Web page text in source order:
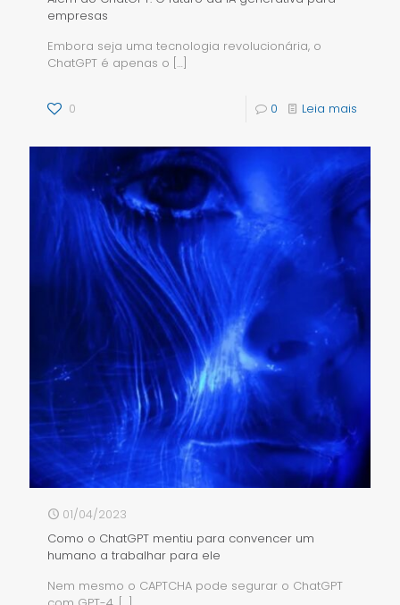
empresas
Embora seja uma tecnologia revolucionária, o
ChatGPT é apenas o […]
0 0 Leia mais
01/04/2023
Como o ChatGPT mentiu para convencer um
humano a trabalhar para ele
Nem mesmo o CAPTCHA pode segurar o ChatGPT